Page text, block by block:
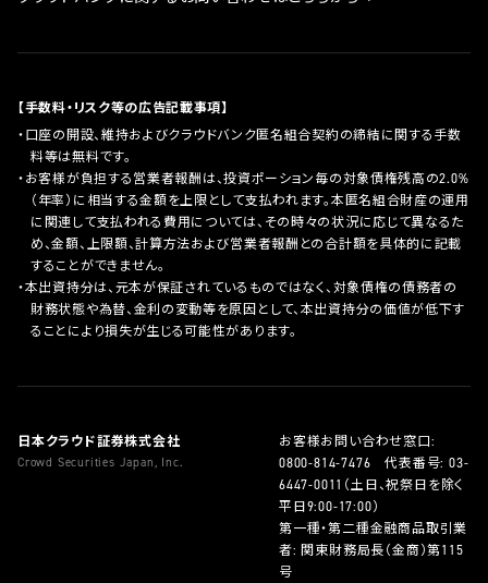
【手数料・リスク等の広告記載事項】
口座の開設、維持およびクラウドバンク匿名組合契約の締結に関する手数
料等は無料です。
お客様が負担する営業者報酬は、投資ポーション毎の対象債権残高の2.0%
（年率）に相当する金額を上限として支払われます。本匿名組合財産の運用
に関連して支払われる費用については、その時々の状況に応じて異なるた
め、金額、上限額、計算方法および営業者報酬との合計額を具体的に記載
することができません。
本出資持分は、元本が保証されているものではなく、対象債権の債務者の
財務状態や為替、金利の変動等を原因として、本出資持分の価値が低下す
ることにより損失が生じる可能性があります。
日本クラウド証券株式会社
Crowd Securities Japan, Inc.
お客様お問い合わせ窓口:
0800-814-7476 代表番号:03-
6447-0011 （土日、祝祭日を除く
平日9:00-17:00）
第一種・第二種金融商品取引業
者: 関東財務局長（金商）第115
号